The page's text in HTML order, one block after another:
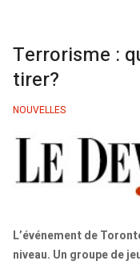
Terrorisme :
tirer?
NOUVELLES
L’événement de
niveau. Un groupe de